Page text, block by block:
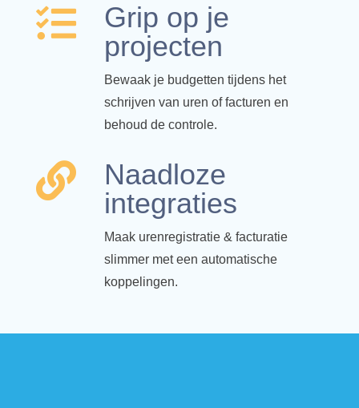

Grip op je
projecten
Bewaak je budgetten tijdens het
schrijven van uren of facturen en
behoud de controle.

Naadloze
integraties
Maak urenregistratie & facturatie
slimmer met een automatische
koppelingen.